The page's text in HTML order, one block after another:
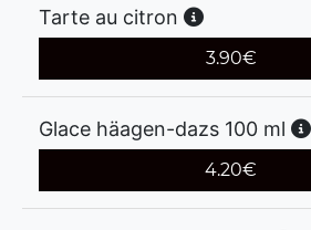
Tarte au citron
3.90€
Glace häagen-dazs 100 ml
4.20€